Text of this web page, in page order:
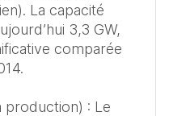
La capacité
3,3 GW,
comparée
production) : Le